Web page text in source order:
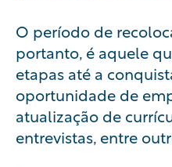
O período de
portanto, é aquele
etapas até a
oportunidade de
atualização de
entrevistas, entre